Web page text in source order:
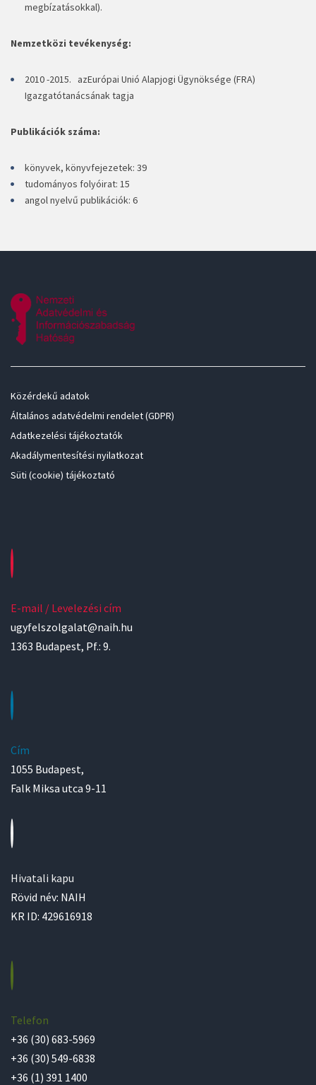
megbízatásokkal).
Nemzetközi tevékenység:
2010 -2015. azEurópai Unió Alapjogi Ügynöksége (FRA)
Igazgatótanácsának tagja
Publikációk száma:
könyvek, könyvfejezetek: 39
tudományos folyóirat: 15
angol nyelvű publikációk: 6
Közérdekű adatok
Általános adatvédelmi rendelet (GDPR)
Adatkezelési tájékoztatók
Akadálymentesítési nyilatkozat
Süti (cookie) tájékoztató
E-mail / Levelezési cím
ugyfelszolgalat@naih.hu
1363 Budapest, Pf.: 9.
Cím
1055 Budapest,
Falk Miksa utca 9-11
Hivatali kapu
Rövid név: NAIH
KR ID: 429616918
Telefon
+36 (30) 683-5969
+36 (30) 549-6838
+36 (1) 391 1400